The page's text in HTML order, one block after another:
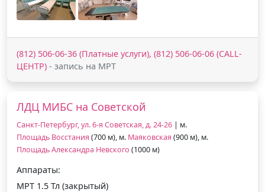
(812) 506‑06‑36 (Платные услуги), (812) 506‑06‑06 (CALL-
ЦЕНТР) - запись на МРТ
ЛДЦ МИБС на Советской
Санкт-Петербург, ул. 6-я Советская, д. 24-26 | м.
Площадь Восстания (700 м), м. Маяковская (900 м), м.
Площадь Александра Невского (1000 м)
Аппараты:
МРТ 1.5 Тл (закрытый)